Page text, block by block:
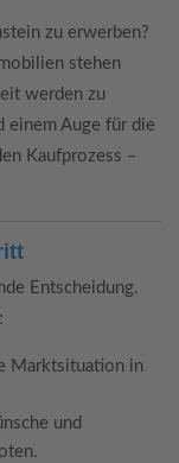
zu erwerben?
stehen
werden zu
einem Auge für die
Kaufprozess –
Entscheidung.
Marktsituation in
und